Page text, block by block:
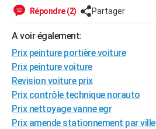
Destinations
City break
Voyage nature
Voyage de noces
Forum
Climat
BONS PLANS
CARTE DE VOEUX
Carte de Noël
Carte Bonne année
Carte Saint-Valentin
Carte Pâques
Carte d'anniversaire
DICTIONNAIRE
Répondre (2) Partager
A voir également:
Prix peinture portière voiture
Prix peinture voiture
Revision voiture prix
Prix contrôle technique norauto
Prix nettoyage vanne egr
Prix amende stationnement par ville